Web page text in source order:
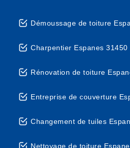
Démoussage de toiture
Charpentier Espanes 31450
Rénovation de toiture
Entreprise de couverture
Changement de tuiles
Nettoyage de toiture